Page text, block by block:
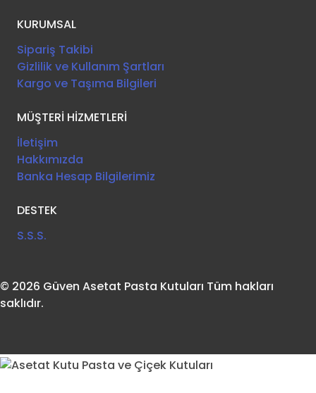
KURUMSAL
Sipariş Takibi
Gizlilik ve Kullanım Şartları
Kargo ve Taşıma Bilgileri
MÜŞTERİ HİZMETLERİ
İletişim
Hakkımızda
Banka Hesap Bilgilerimiz
DESTEK
S.S.S.
© 2026 Güven Asetat Pasta Kutuları Tüm hakları
saklıdır.